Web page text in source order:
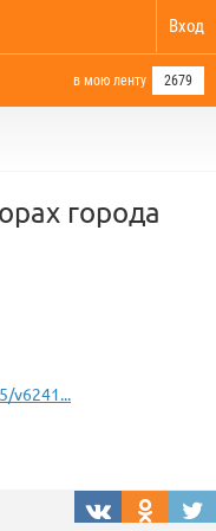
Вход
в мою ленту 2679
города
v6241...